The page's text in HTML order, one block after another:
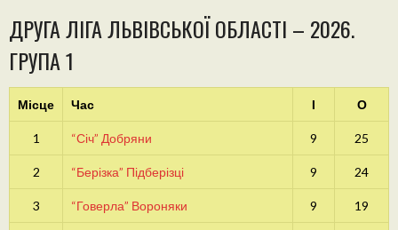
ДРУГА ЛІГА ЛЬВІВСЬКОЇ ОБЛАСТІ – 2026.
ГРУПА 1
Місце Час І О
1 “Січ” Добряни 9 25
2 “Берізка” Підберізці 9 24
3 “Говерла” Вороняки 9 19